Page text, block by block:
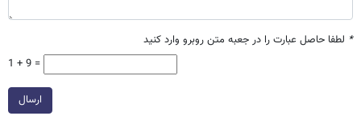
* لطفا حاصل عبارت را در جعبه متن روبرو وارد کنید
1 + 9 =
ارسال